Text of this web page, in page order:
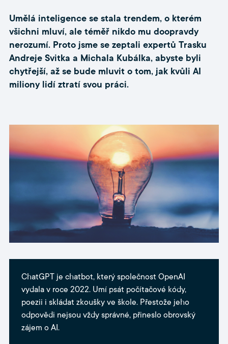
Umělá inteligence se stala trendem, o kterém
všichni mluví, ale téměř nikdo mu doopravdy
nerozumí. Proto jsme se zeptali expertů Trasku
Andreje Svitka a Michala Kubálka, abyste byli
chytřejší, až se bude mluvit o tom, jak kvůli AI
miliony lidí ztratí svou práci.
ChatGPT je chatbot, který společnost OpenAI
vydala v roce 2022. Umí psát počítačové kódy,
poezii i skládat zkoušky ve škole. Přestože jeho
odpovědi nejsou vždy správné, přineslo obrovský
zájem o AI.